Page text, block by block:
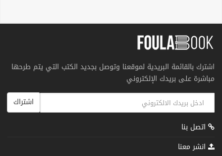
اشترك بالقائمة البريدية لموقعنا وتوصل بجديد الكتب التي يتم طرحها
مباشرة على بريدك الإلكتروني
اشتراك
اتصل بنا
انشر معنا